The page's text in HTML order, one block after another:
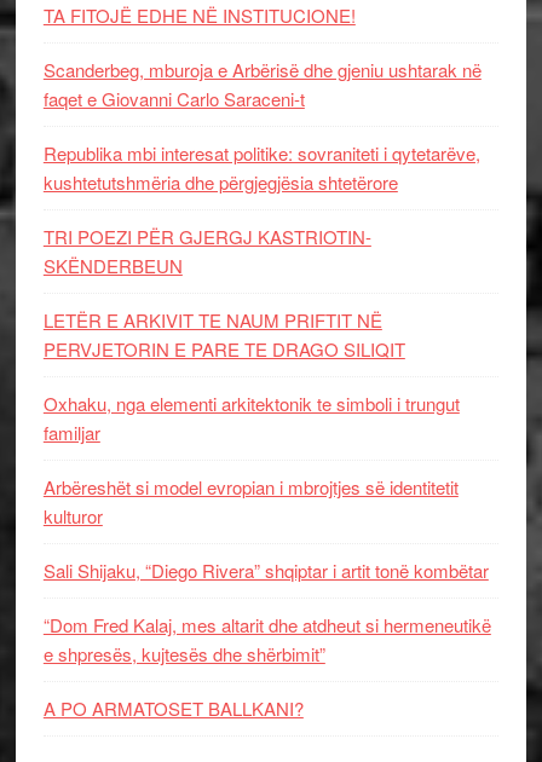
TA FITOJË EDHE NË INSTITUCIONE!
Scanderbeg, mburoja e Arbërisë dhe gjeniu ushtarak në
faqet e Giovanni Carlo Saraceni-t
Republika mbi interesat politike: sovraniteti i qytetarëve,
kushtetutshmëria dhe përgjegjësia shtetërore
TRI POEZI PËR GJERGJ KASTRIOTIN-
SKËNDERBEUN
LETËR E ARKIVIT TE NAUM PRIFTIT NË
PERVJETORIN E PARE TE DRAGO SILIQIT
Oxhaku, nga elementi arkitektonik te simboli i trungut
familjar
Arbëreshët si model evropian i mbrojtjes së identitetit
kulturor
Sali Shijaku, “Diego Rivera” shqiptar i artit tonë kombëtar
“Dom Fred Kalaj, mes altarit dhe atdheut si hermeneutikë
e shpresës, kujtesës dhe shërbimit”
A PO ARMATOSET BALLKANI?